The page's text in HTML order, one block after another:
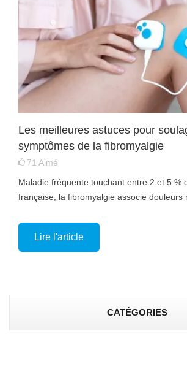
Les meilleures astuces pour
symptômes de la fibromyalgie
71 Aimé
Maladie fréquente touchant entre 2 et 5 %
française, la fibromyalgie associe douleurs
Lire l'article
CATÉGORIES